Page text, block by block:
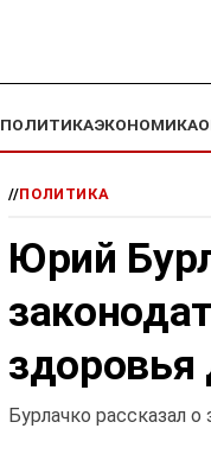
ПОЛИТИКАЭКОНОМИКА
//ПОЛИТИКА
Юрий
здоровья
Бурлачко рассказал